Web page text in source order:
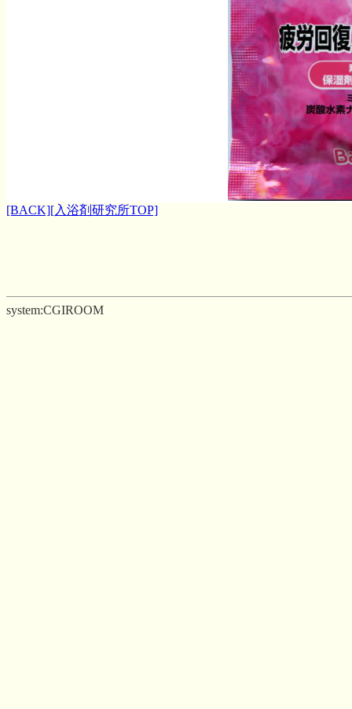
[BACK][入浴剤研究所TOP]
system:CGIROOM